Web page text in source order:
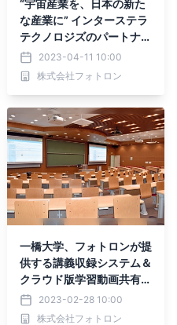
“宇宙産業を、日本の新た
な産業に” インターステラ
テクノロジズのパートナー
シップ 「みんなのロケッ
トパートナーズ」に参画
2023-04-11 10:00
株式会社フォトロン
一橋大学、フォトロンが提
供する講義収録システム＆
クラウド版学習動画共有プ
ラットフォームを導入
2023-02-28 10:00
株式会社フォトロン